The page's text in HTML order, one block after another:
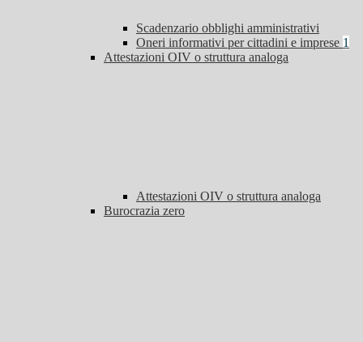
Scadenzario obblighi amministrativi
Oneri informativi per cittadini e imprese 1
Attestazioni OIV o struttura analoga
Attestazioni OIV o struttura analoga
Burocrazia zero